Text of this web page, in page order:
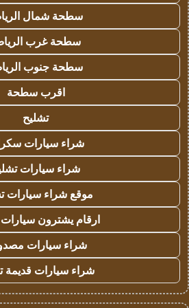
سطحة شمال
سطحة غرب
سطحة جنوب
اقرب سطحة
تشليح
شراء سيارات
شراء سيارات
موقع شراء سيارات
ارقام يشترون
شراء سيارات
شراء سيارات قديمة